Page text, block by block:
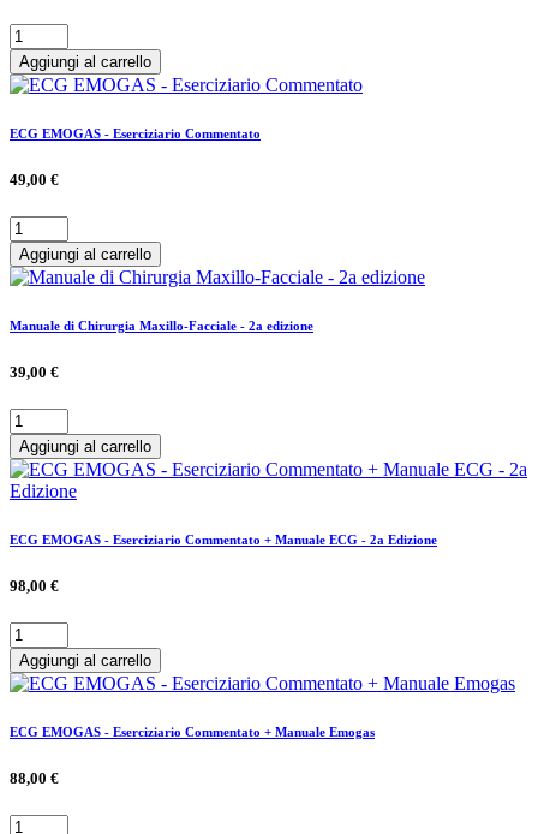
Aggiungi al carrello
ECG EMOGAS - Eserciziario Commentato
49,00 €
Aggiungi al carrello
Manuale di Chirurgia Maxillo-Facciale - 2a edizione
39,00 €
Aggiungi al carrello
ECG EMOGAS - Eserciziario Commentato + Manuale ECG - 2a Edizione
98,00 €
Aggiungi al carrello
ECG EMOGAS - Eserciziario Commentato + Manuale Emogas
88,00 €